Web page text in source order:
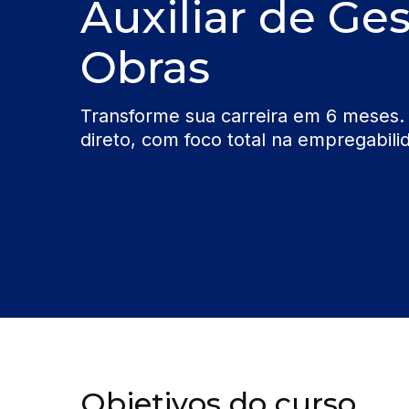
Auxiliar de
Obras
Transforme sua carreira em 6
direto, com foco total na